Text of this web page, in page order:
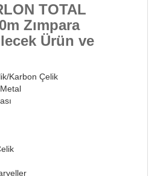
TOTAL
Zımpara
Ürün ve
Karbon Çelik